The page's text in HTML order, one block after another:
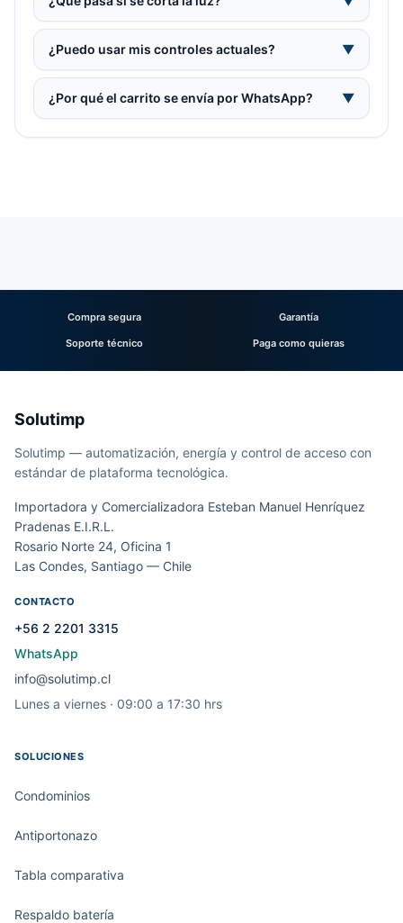
¿Puedo usar mis controles actuales? ▼
¿Por qué el carrito se envía por WhatsApp? ▼
Compra segura Garantía
Soporte técnico Paga como quieras
Solutimp
Solutimp — automatización, energía y control de acceso con
estándar de plataforma tecnológica.
Importadora y Comercializadora Esteban Manuel Henríquez
Pradenas E.I.R.L.
Rosario Norte 24, Oficina 1
Las Condes, Santiago — Chile
CONTACTO
+56 2 2201 3315
WhatsApp
info@solutimp.cl
Lunes a viernes · 09:00 a 17:30 hrs
SOLUCIONES
Condominios
Antiportonazo
Tabla comparativa
Respaldo batería